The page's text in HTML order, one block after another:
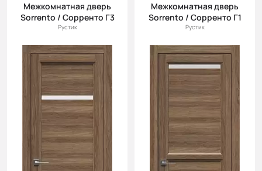
Межкомнатная дверь
Sorrento / Сорренто Г3
Рустик
Межкомнатная дверь
Sorrento / Сорренто Г1
Рустик